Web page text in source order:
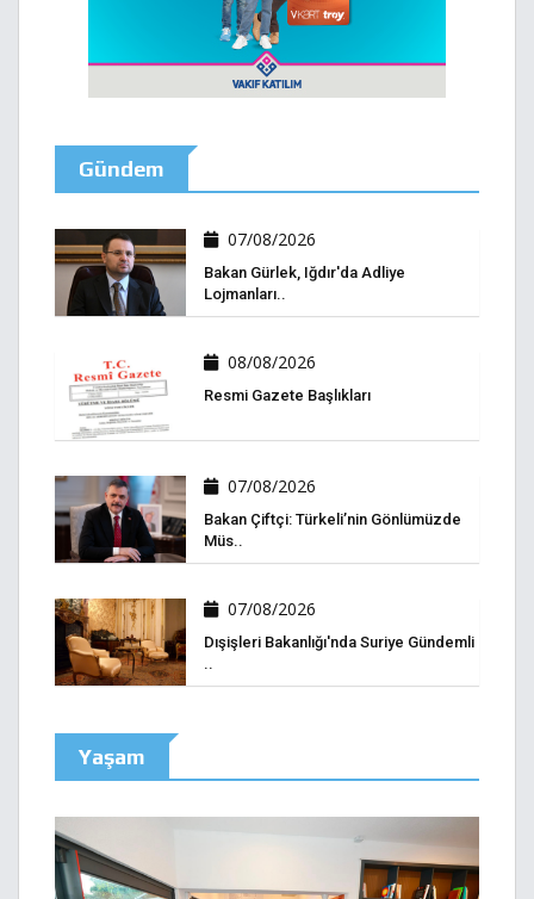
Gündem
07/08/2026
Bakan Gürlek, Iğdır'da Adliye
Lojmanları..
08/08/2026
Resmi Gazete Başlıkları
07/08/2026
Bakan Çiftçi: Türkeli’nin Gönlümüzde
Müs..
07/08/2026
Dışişleri Bakanlığı'nda Suriye Gündemli
..
Yaşam